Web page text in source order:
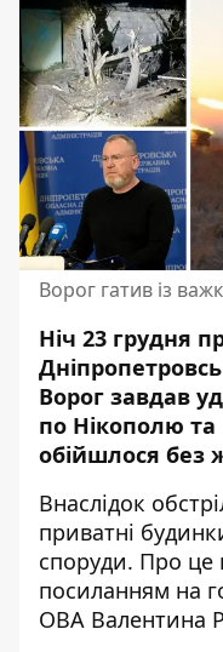
Ворог гатив із
Ніч 23 грудня
Ворог завдав
по Нікополю
обійшлося без
Внаслідок
приватні
споруди. Про це
посиланням на
ОВА Валентина